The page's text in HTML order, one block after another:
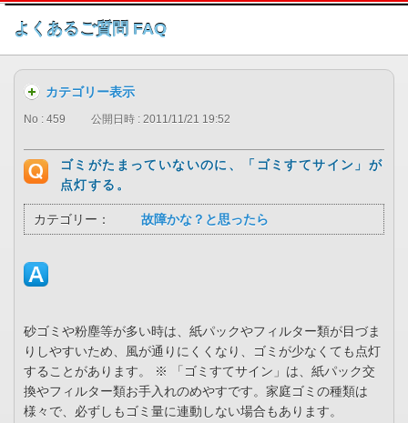
このページの本文へ
よくあるご質問 FAQ
カテゴリー表示
No : 459 公開日時 : 2011/11/21 19:52
ゴミがたまっていないのに、「ゴミすてサイン」が
点灯する。
カテゴリー： 故障かな？と思ったら
砂ゴミや粉塵等が多い時は、紙パックやフィルター類が目づま
りしやすいため、風が通りにくくなり、ゴミが少なくても点灯
することがあります。 ※ 「ゴミすてサイン」は、紙パック交
換やフィルター類お手入れのめやすです。家庭ゴミの種類は
様々で、必ずしもゴミ量に連動しない場合もあります。